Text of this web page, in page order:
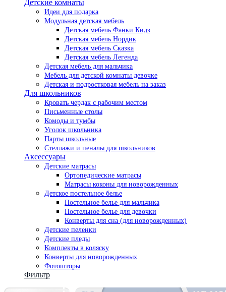
Детские комнаты
Идеи для подарка
Модульная детская мебель
Детская мебель Фанки Кидз
Детская мебель Нордик
Детская мебель Сказка
Детская мебель Легенда
Детская мебель для мальчика
Мебель для детской комнаты девочке
Детская и подростковая мебель на заказ
Для школьников
Кровать чердак с рабочим местом
Письменные столы
Комоды и тумбы
Уголок школьника
Парты школьные
Стеллажи и пеналы для школьников
Аксессуары
Детские матрасы
Ортопедические матрасы
Матрасы коконы для новорожденных
Детское постельное белье
Постельное белье для мальчика
Постельное белье для девочки
Конверты для сна (для новорожденных)
Детские пеленки
Детские пледы
Комплекты в коляску
Конверты для новорожденных
Фотошторы
Фильтр